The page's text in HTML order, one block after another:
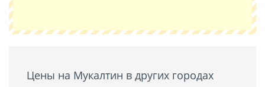
Цены на Мукалтин в других городах